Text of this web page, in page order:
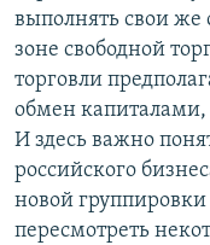
выполнять свои же
зоне свободной
торговли
обмен
И здесь важно
российского
новой
пересмотреть